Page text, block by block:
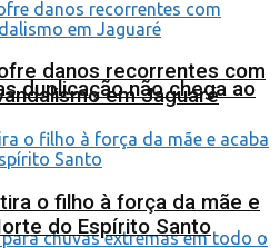
duplicação não chega ao
danos recorrentes com
em Jaguaré
o filho à força da mãe e
do Espírito Santo